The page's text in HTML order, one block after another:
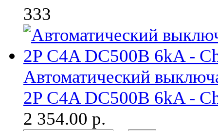
333
Автоматический
2P C4A DC500В 6kA -
2 354.00 р.